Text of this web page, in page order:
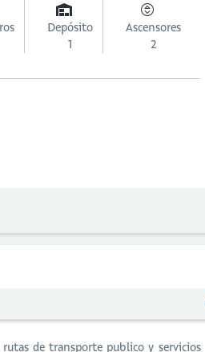
Depósito
1
Ascensores
2
de transporte publico y servicios